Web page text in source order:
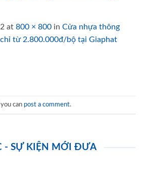
at 800 × 800 in Cửa nhựa thông
từ 2.800.000đ/bộ tại Giaphat
can post a comment.
- SỰ KIỆN MỚI ĐƯA